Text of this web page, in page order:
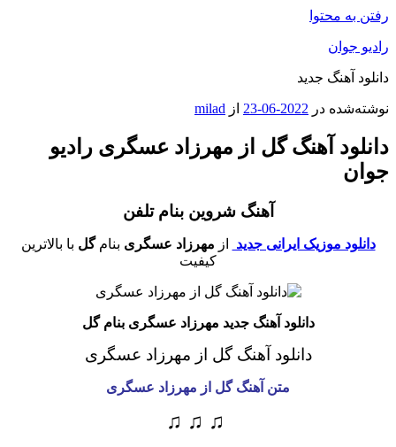
رفتن به محتوا
رادیو جوان
دانلود آهنگ جدید
نوشته‌شده در 2022-06-23 از milad
دانلود آهنگ گل از مهرزاد عسگری رادیو
جوان
آهنگ شروین بنام تلفن
دانلود موزیک ایرانی جدید از مهرزاد عسگری بنامگل با بالاترین
کیفیت
دانلود آهنگ جدید مهرزاد عسگری بنام گل
دانلود آهنگ گل از مهرزاد عسگری
متن آهنگ گل از مهرزاد عسگری
♫ ♫ ♫